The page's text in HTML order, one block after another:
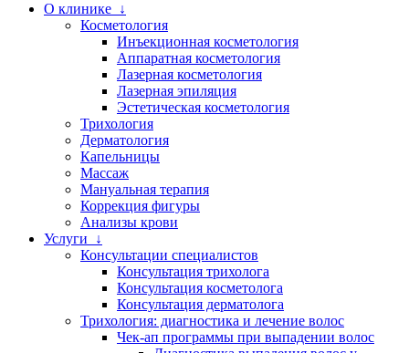
О клинике ↓
Косметология
Инъекционная косметология
Аппаратная косметология
Лазерная косметология
Лазерная эпиляция
Эстетическая косметология
Трихология
Дерматология
Капельницы
Массаж
Мануальная терапия
Коррекция фигуры
Анализы крови
Услуги ↓
Консультации специалистов
Консультация трихолога
Консультация косметолога
Консультация дерматолога
Трихология: диагностика и лечение волос
Чек-ап программы при выпадении волос